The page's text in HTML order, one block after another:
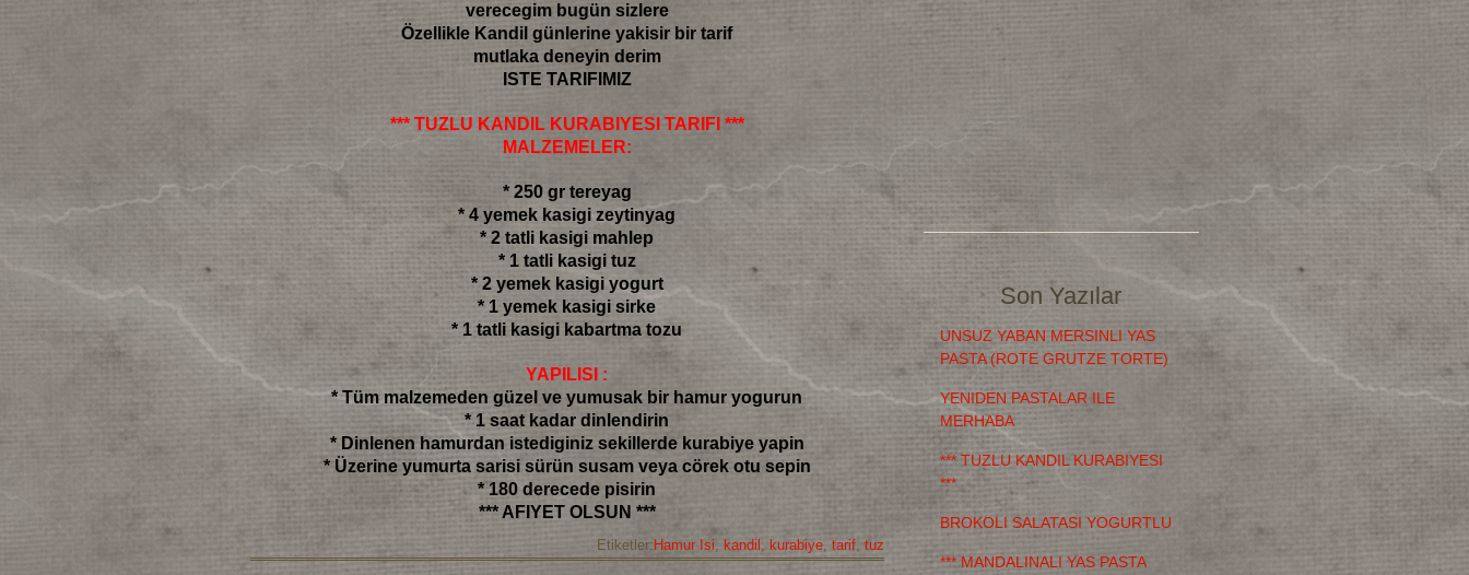
verecegim bugün sizlere
Özellikle Kandil günlerine yakisir bir tarif
mutlaka deneyin derim
ISTE TARIFIMIZ
*** TUZLU KANDIL KURABIYESI TARIFI ***
MALZEMELER:
* 250 gr tereyag
* 4 yemek kasigi zeytinyag
* 2 tatli kasigi mahlep
* 1 tatli kasigi tuz
* 2 yemek kasigi yogurt
* 1 yemek kasigi sirke
* 1 tatli kasigi kabartma tozu
YAPILISI :
* Tüm malzemeden güzel ve yumusak bir hamur yogurun
* 1 saat kadar dinlendirin
* Dinlenen hamurdan istediginiz sekillerde kurabiye yapin
* Üzerine yumurta sarisi sürün susam veya cörek otu sepin
* 180 derecede pisirin
*** AFIYET OLSUN ***
Etiketler: Hamur Isi, kandil , kurabiye, tarif, tuz
Son Yazılar
UNSUZ YABAN MERSINLI YAS
PASTA (ROTE GRUTZE TORTE)
YENIDEN PASTALAR ILE
MERHABA
*** TUZLU KANDIL KURABIYESI
***
BROKOLI SALATASI YOGURTLU
*** MANDALINALI YAS PASTA